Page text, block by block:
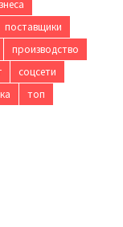
поставщики
производство
соцсети
топ